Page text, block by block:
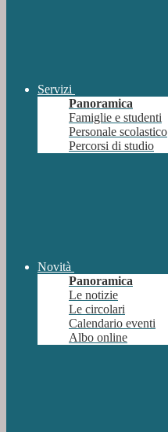
Servizi
Panoramica
Famiglie e studenti
Personale scolastico
Percorsi di studio
Novità
Panoramica
Le notizie
Le circolari
Calendario eventi
Albo online